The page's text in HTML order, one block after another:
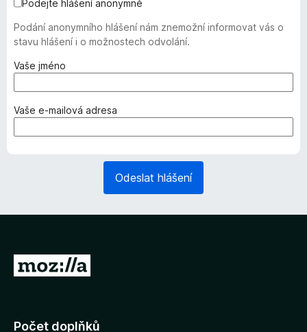
Podejte hlášení anonymně
Podání anonymního hlášení nám znemožní informovat vás o
stavu hlášení i o možnostech odvolání.
Vaše jméno
y
ž
d
Vaše e-mailová adresa
y
d
o
Odeslat hlášení
P
j
Počet doplňků